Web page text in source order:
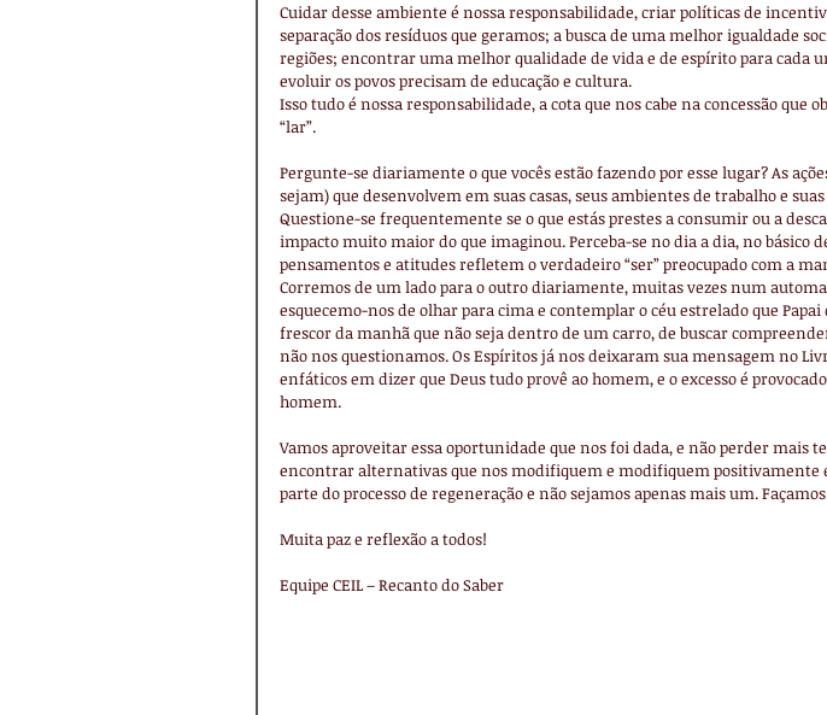
Cuidar desse ambiente é nossa responsabilidade, criar políticas de
separação dos resíduos que geramos; a busca de uma melhor igualdade
regiões; encontrar uma melhor qualidade de vida e de espírito para cada
evoluir os povos precisam de educação e cultura.
Isso tudo é nossa responsabilidade, a cota que nos cabe na concessão que
“lar”.
Pergunte-se diariamente o que vocês estão fazendo por esse lugar? As
sejam) que desenvolvem em suas casas, seus ambientes de trabalho e
Questione-se frequentemente se o que estás prestes a consumir ou a
impacto muito maior do que imaginou. Perceba-se no dia a dia, no básico
pensamentos e atitudes refletem o verdadeiro “ser” preocupado com a
Corremos de um lado para o outro diariamente, muitas vezes num
esquecemo-nos de olhar para cima e contemplar o céu estrelado que Papai
frescor da manhã que não seja dentro de um carro, de buscar
não nos questionamos. Os Espíritos já nos deixaram sua mensagem no
enfáticos em dizer que Deus tudo provê ao homem, e o excesso é
homem.
Vamos aproveitar essa oportunidade que nos foi dada, e não perder mais
encontrar alternativas que nos modifiquem e modifiquem positivamente
parte do processo de regeneração e não sejamos apenas mais um.
Muita paz e reflexão a todos!
Equipe CEIL – Recanto do Saber